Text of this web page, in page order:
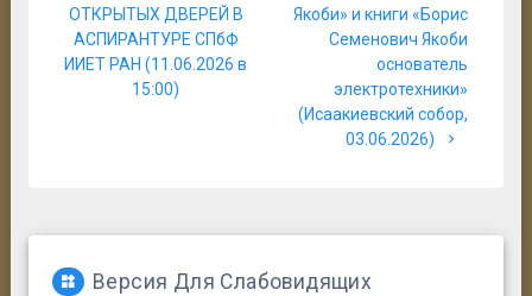
записямзапись:
ОТКРЫТЫХ ДВЕРЕЙ В
АСПИРАНТУРЕ СПбФ
ИИЕТ РАН (11.06.2026 в
15:00)
Якоби» и книги «Борис
Семенович Якоби
основатель
электротехники»
(Исаакиевский собор,
03.06.2026)
Версия Для Слабовидящих